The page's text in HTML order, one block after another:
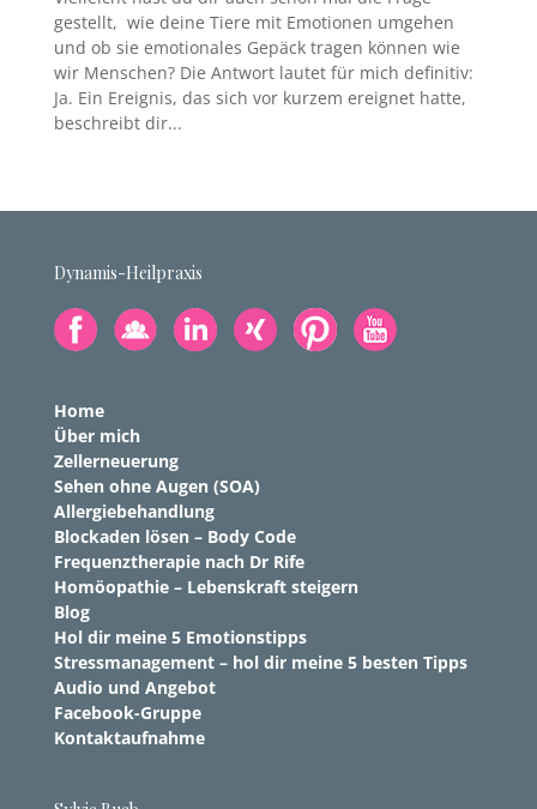
gestellt, wie deine Tiere mit Emotionen umgehen
und ob sie emotionales Gepäck tragen können wie
wir Menschen? Die Antwort lautet für mich definitiv:
Ja. Ein Ereignis, das sich vor kurzem ereignet hatte,
beschreibt dir...
Dynamis-Heilpraxis
Home
Über mich
Zellerneuerung
Sehen ohne Augen (SOA)
Allergiebehandlung
Blockaden lösen – Body Code
Frequenztherapie nach Dr Rife
Homöopathie – Lebenskraft steigern
Blog
Hol dir meine 5 Emotionstipps
Stressmanagement – hol dir meine 5 besten Tipps
Audio und Angebot
Facebook-Gruppe
Kontaktaufnahme